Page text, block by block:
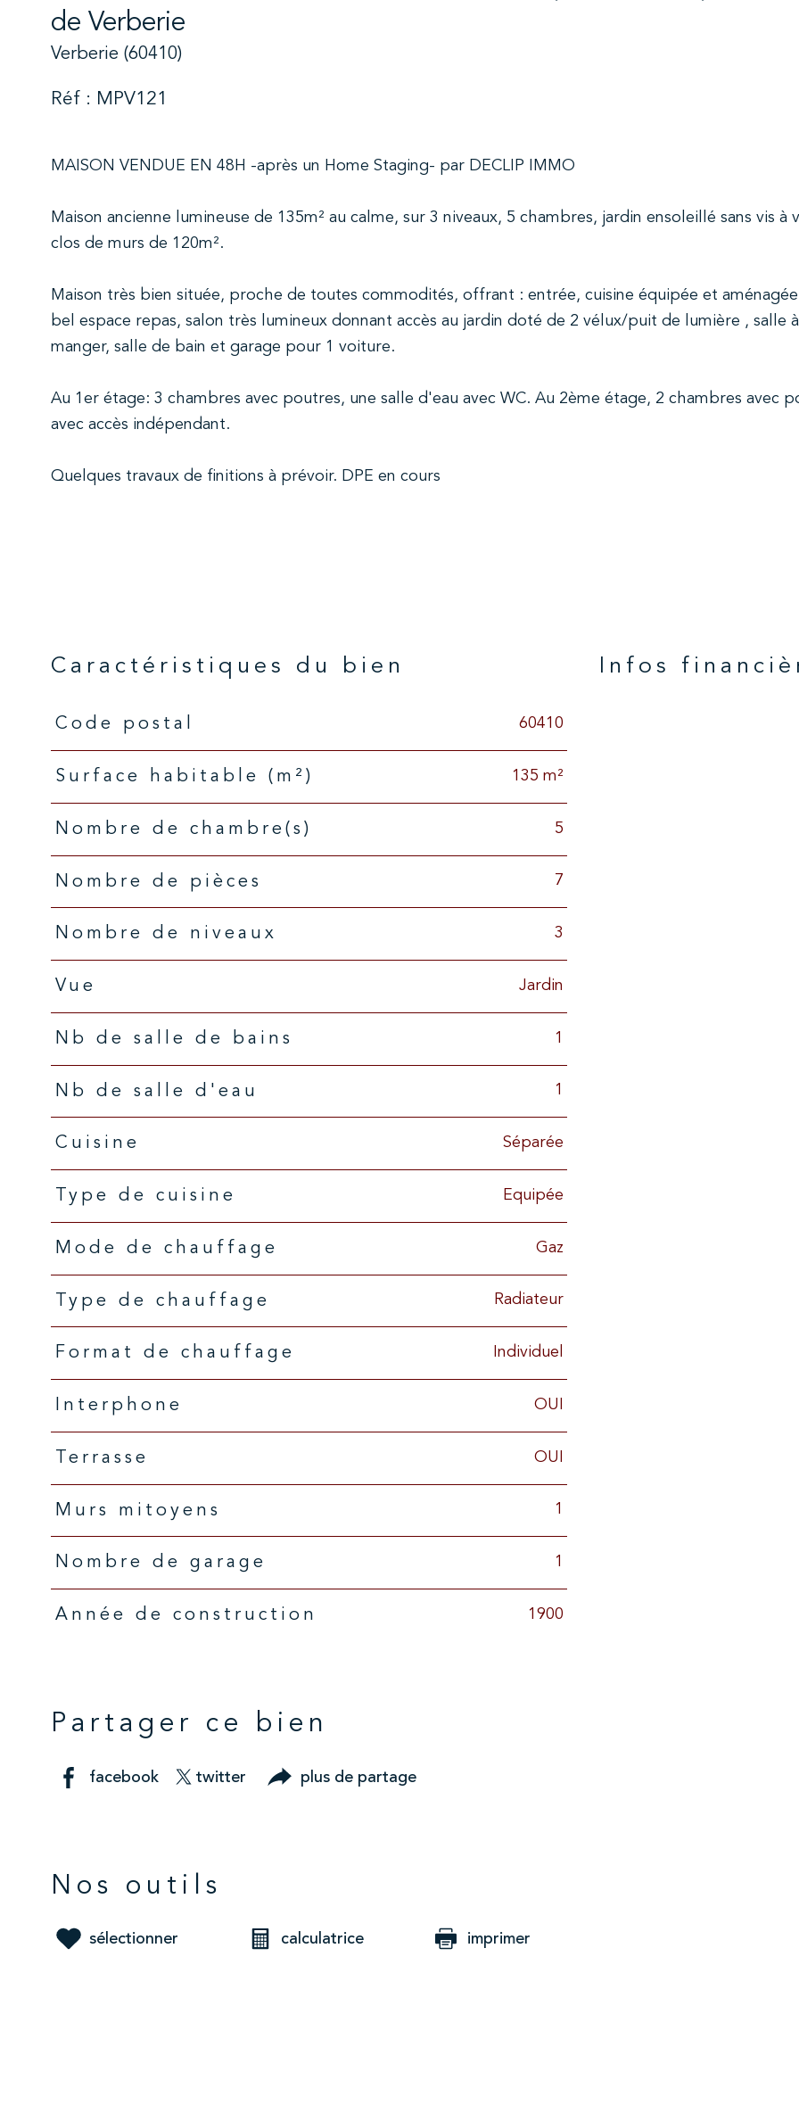
de Verberie
Verberie (60410)
Réf : MPV121
MAISON VENDUE EN 48H -après un Home Staging- par DECLIP IMMO
Maison ancienne lumineuse de 135m² au calme, sur 3 niveaux, 5 chambres, jardin ensoleillé sans vis à
clos de murs de 120m².
Maison très bien située, proche de toutes commodités, offrant : entrée, cuisine équipée et aménagée
bel espace repas, salon très lumineux donnant accès au jardin doté de 2 vélux/puit de lumière , salle à
manger, salle de bain et garage pour 1 voiture.
Au 1er étage: 3 chambres avec poutres, une salle d'eau avec WC. Au 2ème étage, 2 chambres avec
avec accès indépendant.
Quelques travaux de finitions à prévoir. DPE en cours
Caractéristiques du bien
Caractéristiques Valeurs
Code postal 60410
Surface habitable (m²) 135 m²
Nombre de chambre(s) 5
Nombre de pièces 7
Nombre de niveaux 3
Vue Jardin
Nb de salle de bains 1
Nb de salle d'eau 1
Cuisine Séparée
Type de cuisine Equipée
Mode de chauffage Gaz
Type de chauffage Radiateur
Format de chauffage Individuel
Interphone OUI
Terrasse OUI
Murs mitoyens 1
Nombre de garage 1
Année de construction 1900
Infos
Partager ce bien
facebook twitter plus de partage
Nos outils
sélectionner calculatrice imprimer